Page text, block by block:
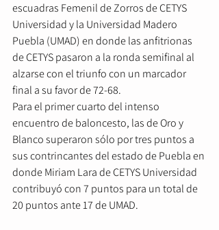
escuadras Femenil de Zorros de CETYS
Universidad y la Universidad Madero
Puebla (UMAD) en donde las anfitrionas
de CETYS pasaron a la ronda semifinal al
alzarse con el triunfo con un marcador
final a su favor de 72-68.
Para el primer cuarto del intenso
encuentro de baloncesto, las de Oro y
Blanco superaron sólo por tres puntos a
sus contrincantes del estado de Puebla en
donde Miriam Lara de CETYS Universidad
contribuyó con 7 puntos para un total de
20 puntos ante 17 de UMAD.